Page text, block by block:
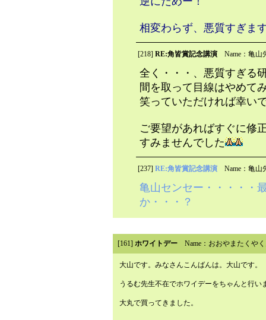
相変わらず、悪質すぎま
[218] RE:角皆賞記念講演 Name：亀山
全く・・・、悪質すぎる
間を取って目線はやめて
笑っていただければ幸い
ご要望があればすぐに修
すみませんでした
[237] RE:角皆賞記念講演 Name：亀山
亀山センセー・・・・・
か・・・？
[161] ホワイトデー Name：おおやまたくや
大山です。みなさんこんばんは。大山です。
うるむ先生不在でホワイデーをちゃんと行い
大丸で買ってきました。